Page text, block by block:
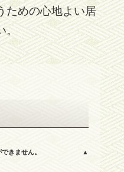
ための心地よい居
。
きません。